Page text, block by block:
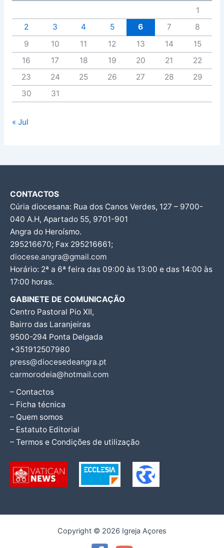
1
2
3 4 5 6 7
8
9
10 11 12 13 14
15
16
17 18 19 20 21
22
23
24 25 26 27 28
29
30
31
« Jul
CONTACTOS
Cúria diocesana: Rua dos Canos Verdes, 127 – 9700-
040 A.H, Apartado 55, 9701-901
Angra do Heroísmo.
295216670; Fax 295216661;
diocese.angra@gmail.com
Horário: 2ª a 6ª feira das 09:00 às 13:00 e das 14:00 às
17:00 horas.
GABINETE DE COMUNICAÇÃO
Centro Pastoral Pio XII,
Bairro das Laranjeiras
9500-294 Ponta Delgada
+351912507980
press@diocesedeangra.pt
carmorodeia@hotmail.com
– Contactos
– Ficha técnica
– Quem somos
– Estatuto Editorial
– Termos e Condições de utilização
Copyright © 2026 Igreja Açores